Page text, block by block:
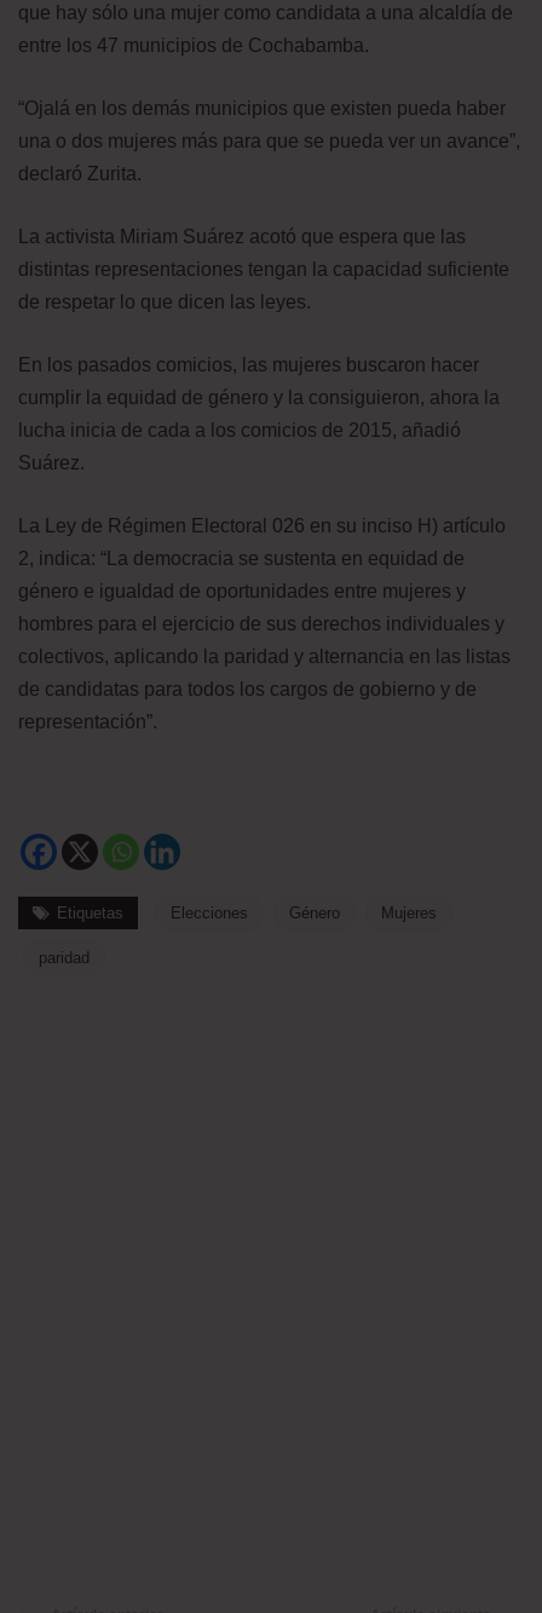
que hay sólo una mujer como candidata a una alcaldía de
entre los 47 municipios de Cochabamba.
“Ojalá en los demás municipios que existen pueda haber
una o dos mujeres más para que se pueda ver un avance”,
declaró Zurita.
La activista Miriam Suárez acotó que espera que las
distintas representaciones tengan la capacidad suficiente
de respetar lo que dicen las leyes.
En los pasados comicios, las mujeres buscaron hacer
cumplir la equidad de género y la consiguieron, ahora la
lucha inicia de cada a los comicios de 2015, añadió
Suárez.
La Ley de Régimen Electoral 026 en su inciso H) artículo
2, indica: “La democracia se sustenta en equidad de
género e igualdad de oportunidades entre mujeres y
hombres para el ejercicio de sus derechos individuales y
colectivos, aplicando la paridad y alternancia en las listas
de candidatas para todos los cargos de gobierno y de
representación”.
Etiquetas Elecciones Género Mujeres
paridad